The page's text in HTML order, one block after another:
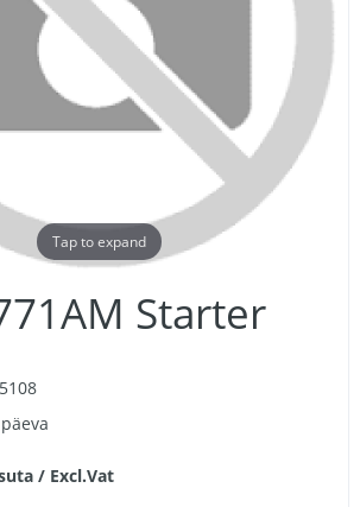
Tap to expand
Starter
/ Excl.Vat